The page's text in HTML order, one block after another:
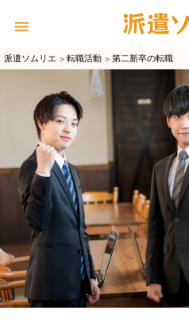
派遣ソムリエ 転職活動 第二新卒の転職